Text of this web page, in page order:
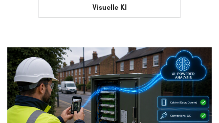
Visuelle KI